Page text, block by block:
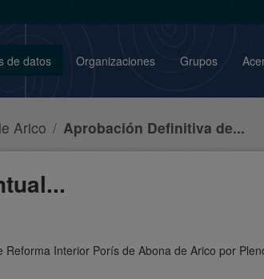
de datos Organizaciones Grupos
Arico Aprobación Definitiva de...
Interior Porís de Abona de Arico por